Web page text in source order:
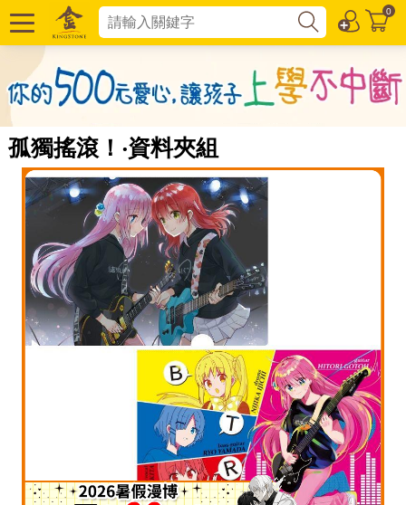
0
孤獨搖滾！‧資料夾組